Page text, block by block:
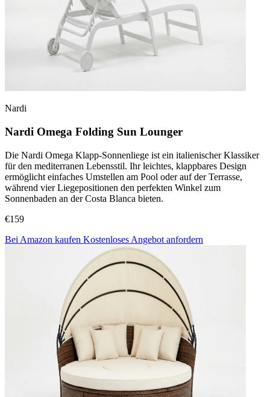
Nardi
Nardi Omega Folding Sun Lounger
Die Nardi Omega Klapp-Sonnenliege ist ein italienischer Klassiker
für den mediterranen Lebensstil. Ihr leichtes, klappbares Design
ermöglicht einfaches Umstellen am Pool oder auf der Terrasse,
während vier Liegepositionen den perfekten Winkel zum
Sonnenbaden an der Costa Blanca bieten.
€159
Bei Amazon kaufen Kostenloses Angebot anfordern